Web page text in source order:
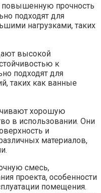
прочность
подходят для
нагрузками, таких
высокой
к
подходят для
таких как ванные
хорошую
в использовании. Они
и
материалов,
смесь,
проекта, особенности
помещения.​